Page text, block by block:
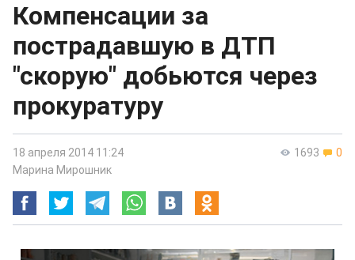
Компенсации за
пострадавшую в ДТП
"скорую" добьются через
прокуратуру
1693 0
18 апреля 2014 11:24
Марина Мирошник